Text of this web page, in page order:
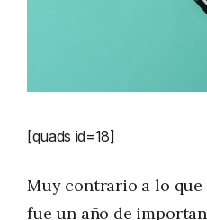
[quads id=18]
Muy contrario a lo que
fue un año de